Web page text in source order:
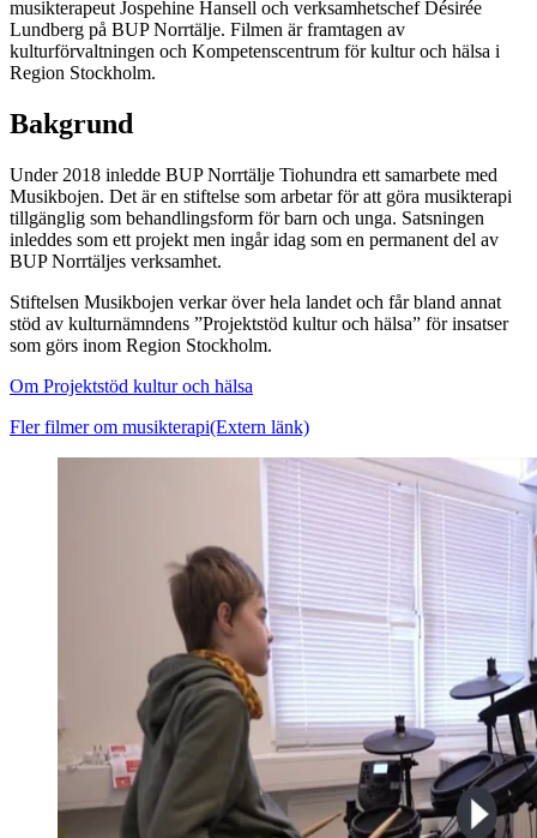
musikterapeut Jospehine Hansell och verksamhetschef Désirée
Lundberg på BUP Norrtälje. Filmen är framtagen av
kulturförvaltningen och Kompetenscentrum för kultur och hälsa i
Region Stockholm.
Bakgrund
Under 2018 inledde BUP Norrtälje Tiohundra ett samarbete med
Musikbojen. Det är en stiftelse som arbetar för att göra musikterapi
tillgänglig som behandlingsform för barn och unga. Satsningen
inleddes som ett projekt men ingår idag som en permanent del av
BUP Norrtäljes verksamhet.
Stiftelsen Musikbojen verkar över hela landet och får bland annat
stöd av kulturnämndens ”Projektstöd kultur och hälsa” för insatser
som görs inom Region Stockholm.
Om Projektstöd kultur och hälsa
Fler filmer om musikterapi(Extern länk)